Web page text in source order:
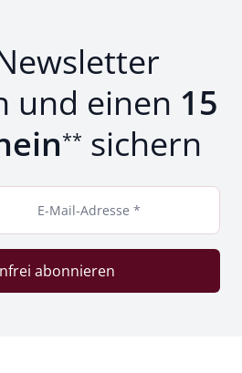
und einen 15
** sichern
E-Mail-Adresse *
abonnieren